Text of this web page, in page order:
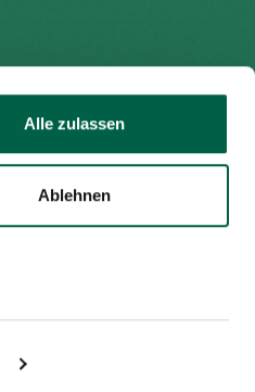
Alle zulassen
Ablehnen
EN